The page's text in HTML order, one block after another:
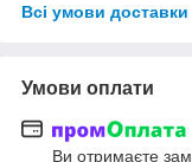
Всі умови доставки
Умови оплати
Ви отримаєте